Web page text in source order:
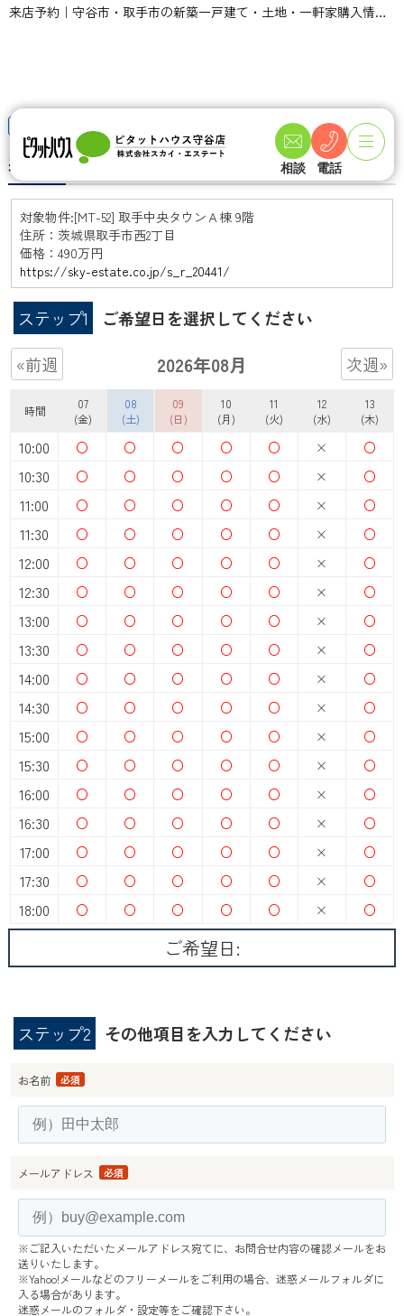
来店予約｜守谷市・取手市の新築一戸建て・土地・一軒家購入情報ならピタットハウス守谷店 スカイ・エステート
相談 電話
来店予約
対象物件:[MT-52] 取手中央タウンＡ棟 9階
住所：茨城県取手市西2丁目
価格：490万円
https://sky-estate.co.jp/s_r_20441/
ステップ1
ご希望日を選択してください
«前週
2026年08月 次週»
時間
10:00
10:30
11:00
11:30
12:00
12:30
13:00
13:30
14:00
14:30
15:00
15:30
16:00
16:30
17:00
17:30
18:00
07
(金)
○
○
○
○
○
○
○
○
○
○
○
○
○
○
○
○
○
08
(土)
○
○
○
○
○
○
○
○
○
○
○
○
○
○
○
○
○
09
(日)
○
○
○
○
○
○
○
○
○
○
○
○
○
○
○
○
○
10
(月)
○
○
○
○
○
○
○
○
○
○
○
○
○
○
○
○
○
11
(火)
○
○
○
○
○
○
○
○
○
○
○
○
○
○
○
○
○
12
(水)
×
×
×
×
×
×
×
×
×
×
×
×
×
×
×
×
×
13
(木)
○
○
○
○
○
○
○
○
○
○
○
○
○
○
○
○
○
ご希望日:
ステップ2 その他項目を入力してください
お名前 必須
メールアドレス 必須
※ご記入いただいたメールアドレス宛てに、お問合せ内容の確認メールをお
送りいたします。
※Yahoo!メールなどのフリーメールをご利用の場合、迷惑メールフォルダに
入る場合があります。
迷惑メールのフォルダ・設定等をご確認下さい。